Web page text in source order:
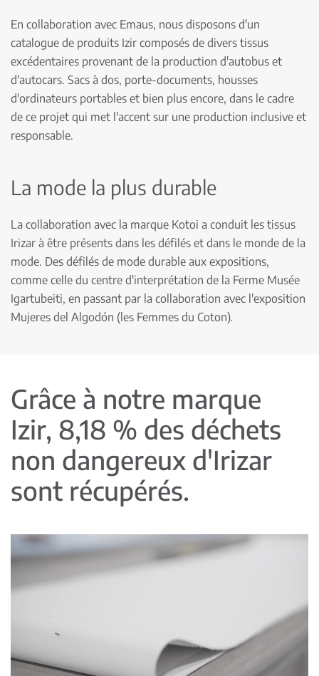
En collaboration avec Emaus, nous disposons d'un
catalogue de produits Izir composés de divers tissus
excédentaires provenant de la production d'autobus et
d'autocars. Sacs à dos, porte-documents, housses
d'ordinateurs portables et bien plus encore, dans le cadre
de ce projet qui met l'accent sur une production inclusive et
responsable.
La mode la plus durable
La collaboration avec la marque Kotoi a conduit les tissus
Irizar à être présents dans les défilés et dans le monde de la
mode. Des défilés de mode durable aux expositions,
comme celle du centre d'interprétation de la Ferme Musée
Igartubeiti, en passant par la collaboration avec l'exposition
Mujeres del Algodón (les Femmes du Coton).
Grâce à notre marque
Izir, 8,18 % des déchets
non dangereux d'Irizar
sont récupérés.